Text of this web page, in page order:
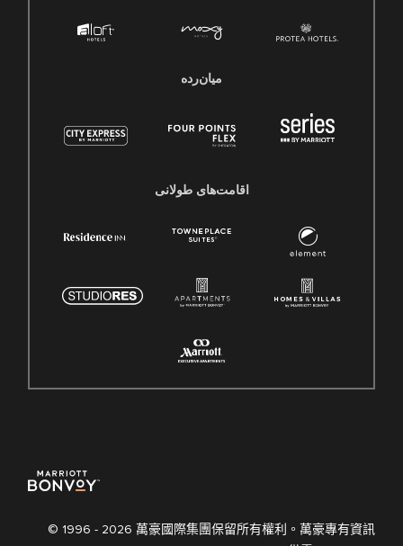
میان‌رده
اقامت‌های طولانی
© 1996 - 2026 萬豪國際集團保留所有權利。萬豪專有資訊